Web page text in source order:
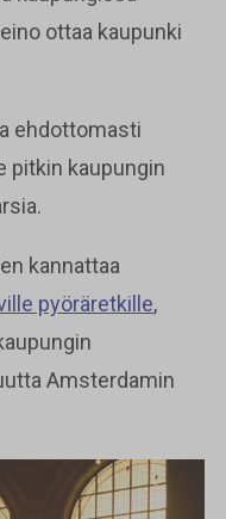
ottaa kaupunki
ehdottomasti
pitkin kaupungin
kannattaa
pyöräretkille,
Amsterdamin